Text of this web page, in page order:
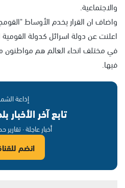
والاجتماعية.
واضاف ان القرار يخدم الأوساط
اعلنت عن دولة اسرائل كدولة القومية
في مختلف انحاء العالم هم
فيها.
إذاعة
تابع آخر
أخبار عاجلة · تقارير
انضم